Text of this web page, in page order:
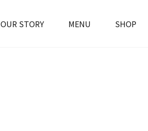
OUR STORY MENU SHOP